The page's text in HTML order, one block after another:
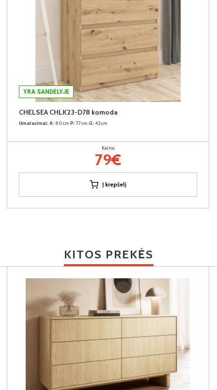
YRA SANDĖLYJE
CHELSEA CHLK23-D78 komoda
Išmatavimai: A: 80cm P: 77cm G: 42cm
Kaina:
79€
Į krepšelį
KITOS PREKĖS